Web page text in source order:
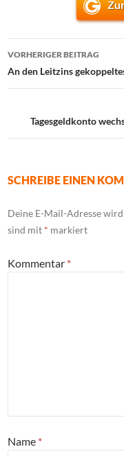
Beitrags-
Navigation
VORHERIGER BEITRAG
An den Leitzins
Tagesgeldkonto
SCHREIBE EINEN
Deine E-Mail-Adresse
sind mit * markiert
Kommentar *
Name *